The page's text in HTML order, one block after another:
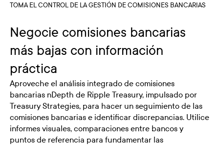
TOMA EL CONTROL DE LA GESTIÓN DE COMISIONES BANCARIAS
Negocie comisiones bancarias
más bajas con información
práctica
Aproveche el análisis integrado de comisiones
bancarias nDepth de Ripple Treasury, impulsado por
Treasury Strategies, para hacer un seguimiento de las
comisiones bancarias e identificar discrepancias. Utilice
informes visuales, comparaciones entre bancos y
puntos de referencia para fundamentar las